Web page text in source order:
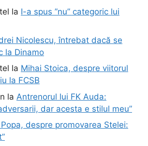
la I-a spus ”nu” categoric lui
Nicolescu, întrebat dacă se
la Dinamo
la Mihai Stoica, despre viitorul
la FCSB
la Antrenorul lui FK Auda:
dar acesta e stilul meu”
despre promovarea Stelei: